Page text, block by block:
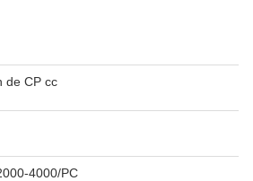
de CP cc
4000/PC